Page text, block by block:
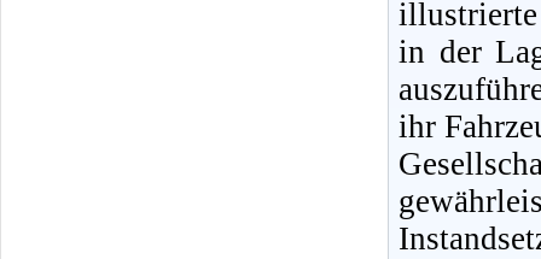
in der
ihr